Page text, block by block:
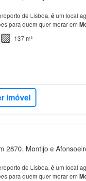
de Lisboa, éum local
para quem quer morar em
137 m²
imóvel
2870, Montijo e
de Lisboa, éum local
para quem quer morar em